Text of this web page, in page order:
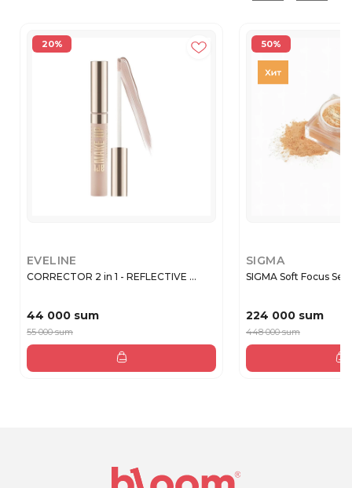
20%
EVELINE
CORRECTOR 2 in 1 - REFLECTIVE ...
44 000 sum
55 000 sum
50%
SIGMA
SIGMA Soft Focus
224 000 sum
448 000 sum